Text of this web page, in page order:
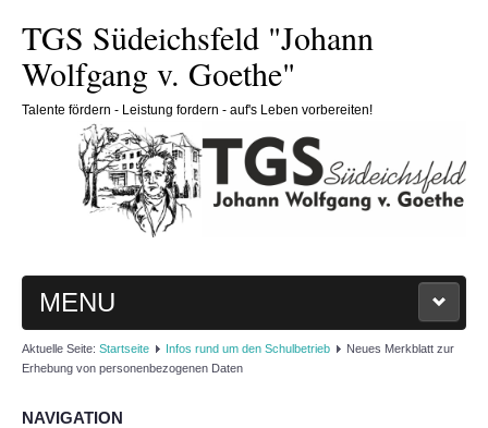
TGS Südeichsfeld "Johann
Wolfgang v. Goethe"
Talente fördern - Leistung fordern - auf's Leben vorbereiten!
MENU
HOME
SCHULE
Aktuelle Seite: Startseite Infos rund um den Schulbetrieb
Neues Merkblatt zur
Erhebung von personenbezogenen Daten
NAVIGATION